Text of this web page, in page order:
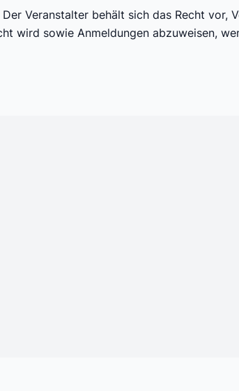
Veranstalter behält sich das Recht vor,
wird sowie Anmeldungen abzuweisen,